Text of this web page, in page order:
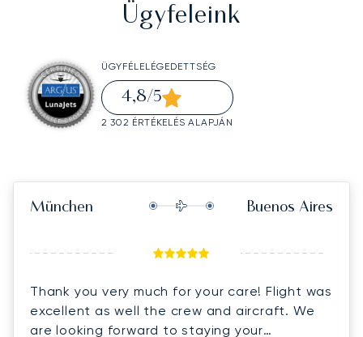
Ügyfeleink
ÜGYFÉLELÉGEDETTSÉG
4,8/5
2 302 ÉRTÉKELÉS ALAPJÁN
München Buenos Aires
Thank you very much for your care! Flight was
excellent as well the crew and aircraft. We
are looking forward to staying your